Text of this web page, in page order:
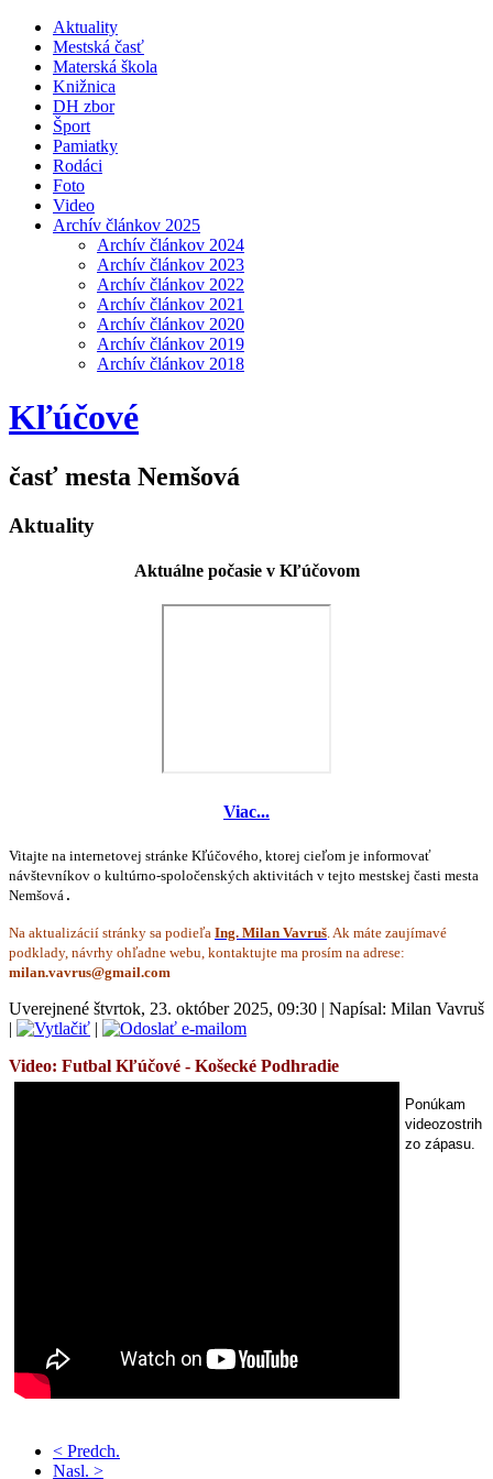
Aktuality
Mestská časť
Materská škola
Knižnica
DH zbor
Šport
Pamiatky
Rodáci
Foto
Video
Archív článkov 2025
Archív článkov 2024
Archív článkov 2023
Archív článkov 2022
Archív článkov 2021
Archív článkov 2020
Archív článkov 2019
Archív článkov 2018
Kľúčové
časť mesta Nemšová
Aktuality
Aktuálne počasie v Kľúčovom
Viac...
Vitajte na internetovej stránke Kľúčového, ktorej cieľom je informovať
návštevníkov o kultúrno-spoločenských aktivitách v tejto mestskej časti mesta
Nemšová .
Na aktualizácií stránky sa podieľa Ing. Milan Vavruš . Ak máte zaujímavé
podklady, návrhy ohľadne webu, kontaktujte ma prosím na adrese:
Uverejnené štvrtok, 23. október 2025, 09:30 | Napísal: Milan Vavruš
|
|
Video: Futbal Kľúčové - Košecké Podhradie
Ponúkam
videozostrih
zo zápasu.
< Predch.
Nasl. >